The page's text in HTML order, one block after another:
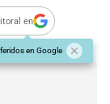
en
en Google